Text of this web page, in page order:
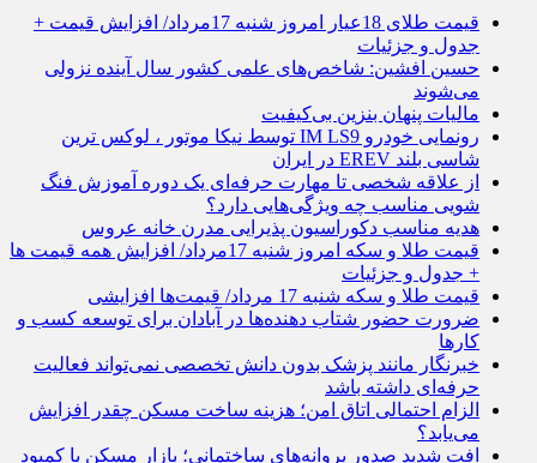
قیمت طلای 18عیار امروز شنبه 17مرداد/ افزایش قیمت +
جدول و جزئیات
حسین افشین: شاخص‌های علمی کشور سال آینده نزولی
می‌شوند
مالیات پنهان بنزین بی‌کیفیت
رونمایی خودرو IM LS9 توسط نیکا موتور ، لوکس ترین
شاسی بلند EREV در ایران
از علاقه شخصی تا مهارت حرفه‌ای یک دوره آموزش فنگ
شویی مناسب چه ویژگی‌هایی دارد؟
هدیه مناسب دکوراسیون پذیرایی مدرن خانه عروس
قیمت طلا و سکه امروز شنبه 17مرداد/ افزایش همه قیمت ها
+ جدول و جزئیات
قیمت طلا و سکه شنبه 17 مرداد/ قیمت‌ها افزایشی
ضرورت حضور شتاب ‌دهنده‌ها در آبادان برای توسعه کسب‌ و
کارها
خبرنگار مانند پزشک بدون دانش تخصصی نمی‌تواند فعالیت
حرفه‌ای داشته باشد
الزام احتمالی اتاق امن؛ هزینه ساخت مسکن چقدر افزایش
می‌یابد؟
افت شدید صدور پروانه‌های ساختمانی؛ بازار مسکن با کمبود